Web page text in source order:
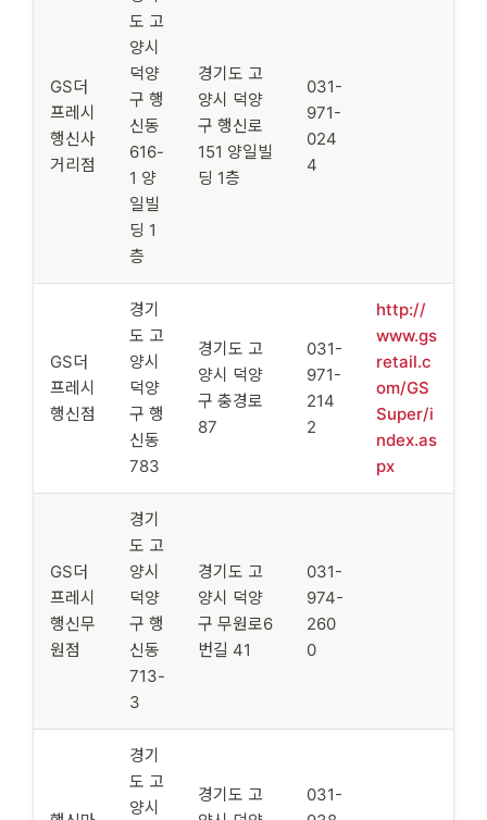
GS더
프레시
행신사
거리점
도 고
양시
덕양
구 행
신동
616-
1 양
일빌
딩 1
층
경기도 고
양시 덕양
구 행신로
151 양일빌
딩 1층
031-
971-
024
4
GS더
프레시
행신점
경기
도 고
양시
덕양
구 행
신동
783
경기도 고
양시 덕양
구 충경로
87
031-
971-
214
2
http://
www.gs
retail.c
om/GS
Super/i
ndex.as
px
GS더
프레시
행신무
원점
경기
도 고
양시
덕양
구 행
신동
713-
3
경기도 고
양시 덕양
구 무원로6
번길 41
031-
974-
260
0
경기
도 고
양시
경기도 고
031-